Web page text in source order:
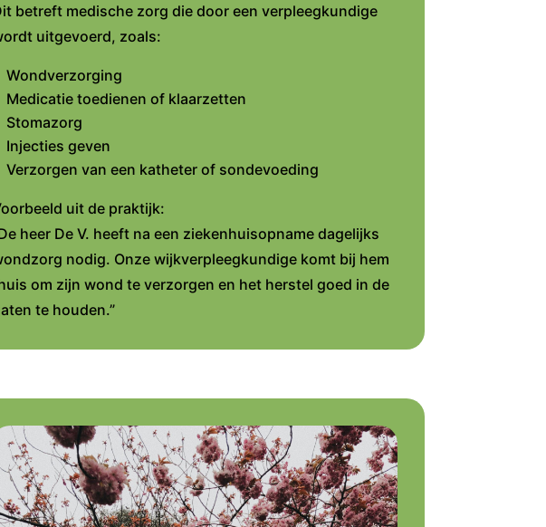
betreft medische zorg die door een verpleegkundige
uitgevoerd, zoals:
Wondverzorging
Medicatie toedienen of klaarzetten
Stomazorg
Injecties geven
Verzorgen van een katheter of sondevoeding
uit de praktijk:
heer De V. heeft na een ziekenhuisopname dagelijks
nodig. Onze wijkverpleegkundige komt bij hem
om zijn wond te verzorgen en het herstel goed in de
te houden.”